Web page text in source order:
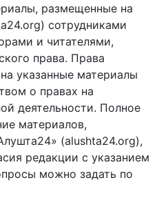
размещенные на
сотрудниками
и читателями,
права. Права
указанные материалы
о правах на
деятельности. Полное
материалов,
(alushta24.org),
редакции с указанием
можно задать по